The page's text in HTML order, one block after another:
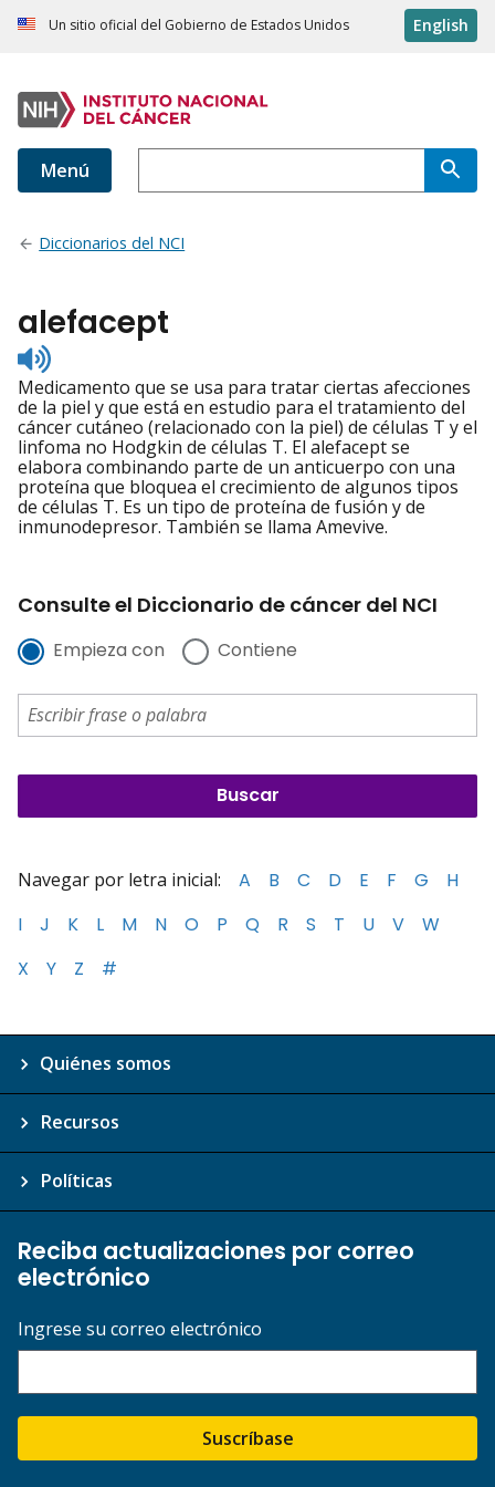
Un sitio oficial del Gobierno de Estados Unidos English
Menú
Diccionarios del NCI
alefacept
Listen
to
pronunciation
Medicamento que se usa para tratar ciertas afecciones
de la piel y que está en estudio para el tratamiento del
cáncer cutáneo (relacionado con la piel) de células T y el
linfoma no Hodgkin de células T. El alefacept se
elabora combinando parte de un anticuerpo con una
proteína que bloquea el crecimiento de algunos tipos
de células T. Es un tipo de proteína de fusión y de
inmunodepresor. También se llama Amevive.
Consulte el Diccionario de cáncer del NCI
Empieza con Contiene
Navegar por letra inicial: A B C D E F G
H
I
J K L M N O P Q R S T U V
W
X
Y Z #
Quiénes somos
Recursos
Políticas
Reciba actualizaciones por correo
electrónico
Ingrese su correo electrónico
Suscríbase